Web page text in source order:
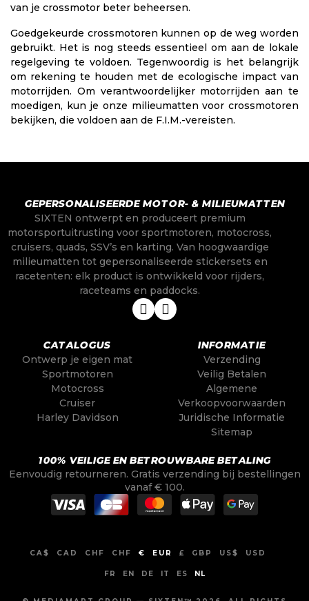
van je crossmotor beter beheersen.
Goedgekeurde crossmotoren kunnen op de weg worden
gebruikt. Het is nog steeds essentieel om aan de lokale
regelgeving te voldoen. Tegenwoordig is het belangrijk
om rekening te houden met de ecologische impact van
motorrijden. Om verantwoordelijker motorrijden aan te
moedigen, kun je onze milieumatten voor crossmotoren
bekijken, die voldoen aan de F.I.M.-vereisten.
GEPERSONALISEERDE MOTOR- & MILIEUMATTEN
SIXTEN ontwerpt en produceert premium
motorsportuitrusting voor sportmotoren, motocross,
cruisers, quads, SSV’s en karting. Van hoogwaardige
milieumatten tot gepersonaliseerde stickersets en
racetenten: elk product is ontwikkeld voor rijders,
raceteams en paddocks.
CATALOGUS
Ontwerp je eigen mat
Sportmotoren
Motocross
Cruiser
Harley Davidson
INFORMATIE
Verzending
Veilig Betalen
Algemene
Verkoopvoorwaarden
Juridische Informatie
Sitemap
100% VEILIGE EN BETROUWBARE BETALING
Eenvoudig retourneren. Gratis verzending bij bestellingen
vanaf € 100.
CA$ CAD CHF CHF € EUR £ GBP US$ USD
FR EN DE IT ES NL